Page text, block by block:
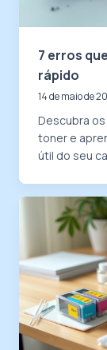
7 erros
rápido
14 de maio de
Descubra
toner e
útil do seu